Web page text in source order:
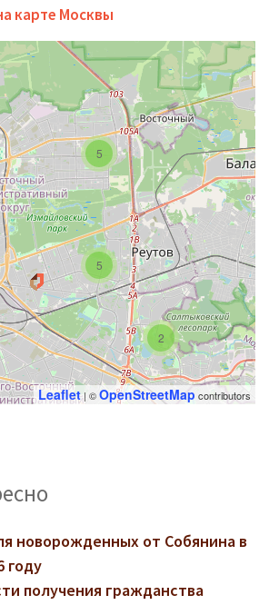
карте Москвы
2
5
5
Leaflet| ©OpenStreetMap contributors
новорожденных от Собянина в
году
получения гражданства